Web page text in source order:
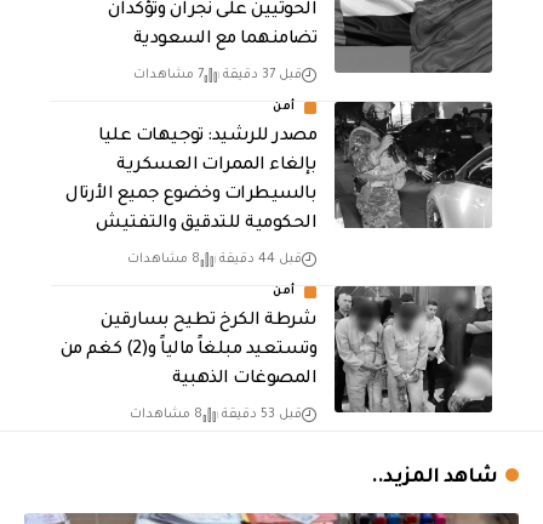
الحوثيين على نجران وتؤكدان
تضامنهما مع السعودية
قبل 37 دقيقة 7 مشاهدات
أمن
مصدر للرشيد: توجيهات عليا
بإلغاء الممرات العسكرية
بالسيطرات وخضوع جميع الأرتال
الحكومية للتدقيق والتفتيش
قبل 44 دقيقة 8 مشاهدات
أمن
شرطة الكرخ تطيح بسارقين
وتستعيد مبلغاً مالياً و(2) كغم من
المصوغات الذهبية
قبل 53 دقيقة 8 مشاهدات
شاهد المزيد..